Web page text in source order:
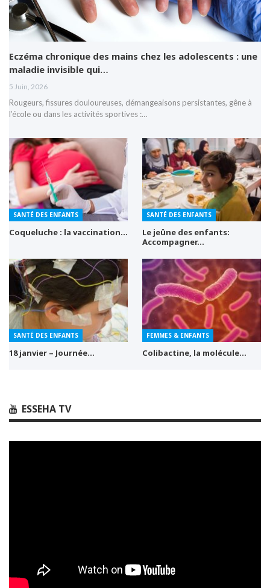
Eczéma chronique des mains chez les adolescents : une
maladie invisible qui…
5 Juin, 2026
Rougeurs, fissures douloureuses, démangeaisons persistantes, gêne à
l’école ou dans les activités sportives :…
SANTÉ DES ENFANTS
Coqueluche : la vaccination…
SANTÉ DES ENFANTS
Le jeûne des enfants:
Accompagner…
SANTÉ DES ENFANTS
18 janvier – Journée…
FEMMES & ENFANTS
Colibactine, la molécule…
ESSEHA TV